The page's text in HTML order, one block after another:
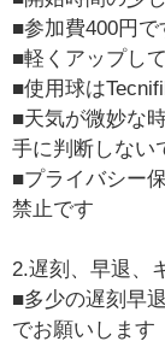
■参加費400円
■軽くアップし
■使用球は
■天気が微妙な
手に判断しない
■プライバシー
禁止です
2.遅刻、早退、
■多少の遅刻早
でお願いします